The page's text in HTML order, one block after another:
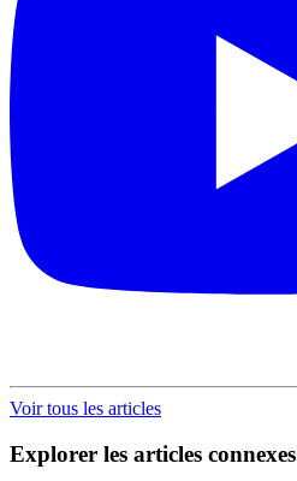
Voir tous les articles
Explorer les articles connexes